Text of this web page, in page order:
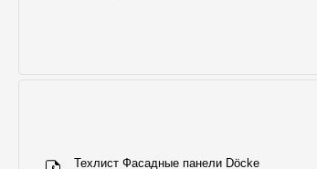
Техлист Фасадные панели Döcke